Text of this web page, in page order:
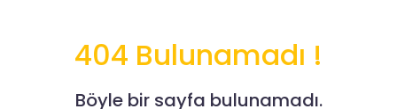
404 Bulunamadı !
Böyle bir sayfa bulunamadı.